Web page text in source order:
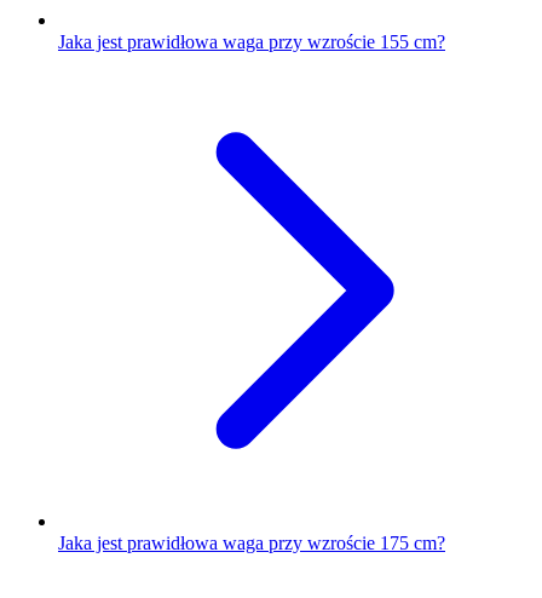
Jaka jest prawidłowa waga przy wzroście 155 cm?
Jaka jest prawidłowa waga przy wzroście 175 cm?